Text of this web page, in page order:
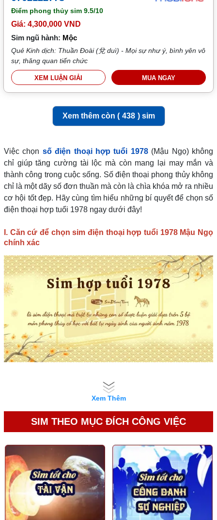
Điểm phong thủy sim9.5/10
Giá: 4,300,000 VND
Sim ngũ hành: Mộc
Quẻ Kinh dịch: Thuần Đoài (兌 duì) - Mọi sự như ý, bình yên vô
sự, thăng quan tiến chức
XEM LUẬN GIẢI MUA NGAY
Xem thêm còn ( 438 ) sim
Việc chọn số điện thoại hợp tuổi 1978(Mậu Ngọ) không
chỉ giúp tăng cường tài lộc mà còn mang lại may mắn và
thành công trong cuộc sống. Số điện thoại phong thủy không
chỉ là một dãy số đơn thuần mà còn là chìa khóa mở ra nhiều
cơ hội tốt đẹp. Hãy cùng tìm hiểu những bí quyết để chọn số
điện thoại hợp tuổi 1978 ngay dưới đây!
I. Căn cứ để chọn sim điện thoại hợp tuổi 1978 Mậu Ngọ
chính xác
Xem Thêm
SIM THEO MỤC ĐÍCH CÔNG VIỆC